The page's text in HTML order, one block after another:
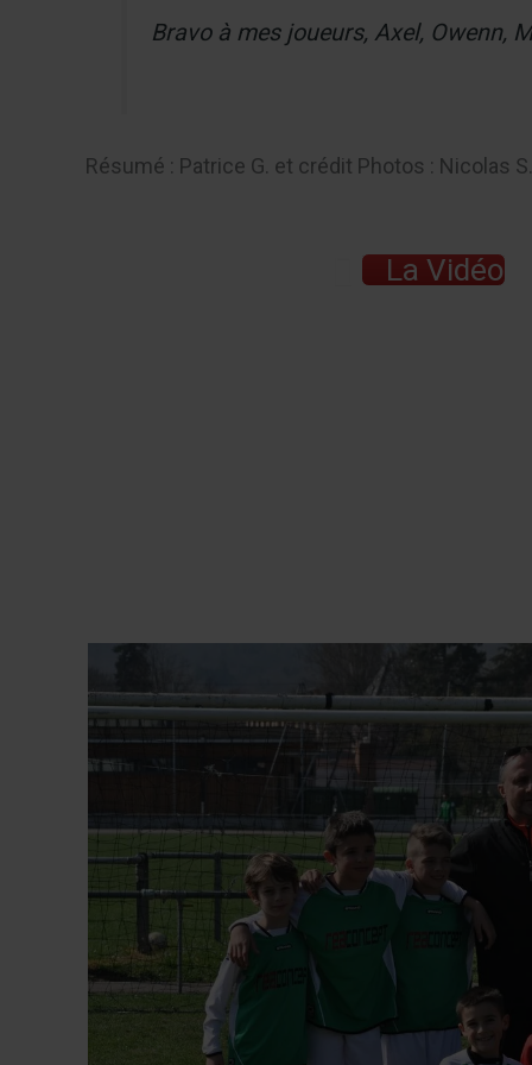
Bravo à mes joueurs, Axel, Owenn,
Résumé : Patrice G. et crédit Photos : Nicolas S.
La Vidéo